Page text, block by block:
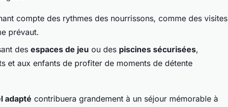
compte des rythmes des nourrissons, comme des visites
prévaut.
des espaces de jeu ou des piscines sécurisées,
et aux enfants de profiter de moments de détente
adapté contribuera grandement à un séjour mémorable à